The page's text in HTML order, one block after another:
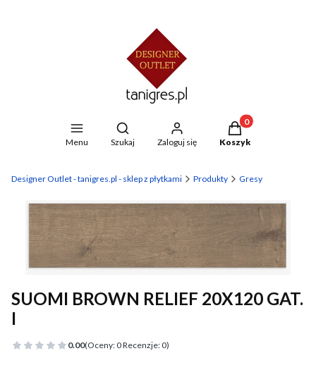
Menu
Otwórz wyszukiwarkę
Szukaj Zaloguj się
Produkty w
Koszyk
Designer Outlet - tanigres.pl - sklep z płytkami Produkty Gresy
SUOMI BROWN RELIEF 20X120 GAT.
I
0.00(Oceny: 0 Recenzje: 0)